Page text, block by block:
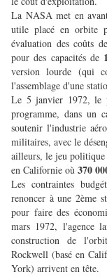
La NASA met en
utile placé en orbite
évaluation des coûts
pour des capacités de
version lourde (qui
l'assemblage d'une
Le 5 janvier 1972, le
programme, dans un
soutenir l'industrie
militaires, avec le
ailleurs, le jeu
en Californie où 370
Les contraintes
renoncer à une 2ème
pour faire des
mars 1972, l'agence
construction de
Rockwell (basé en
York) arrivent en tête.